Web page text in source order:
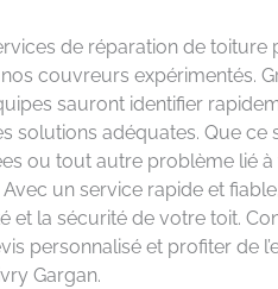
de réparation de toiture
couvreurs expérimentés.
sauront identifier
solutions adéquates. Que ce
ou tout autre problème lié
un service rapide et
et la sécurité de votre toit.
personnalisé et profiter de
Gargan.